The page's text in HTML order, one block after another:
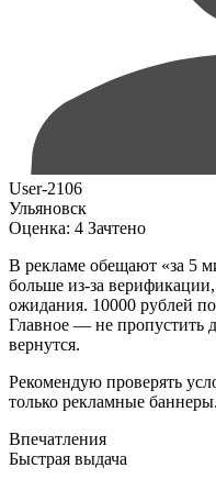
User-2106
Ульяновск
Оценка: 4 Зачтено
В рекламе обещают «за 5
больше из‑за
ожидания. 10000 рублей
Главное — не пропустить
вернутся.
Рекомендую проверять
только рекламные баннеры.
Впечатления
Быстрая выдача